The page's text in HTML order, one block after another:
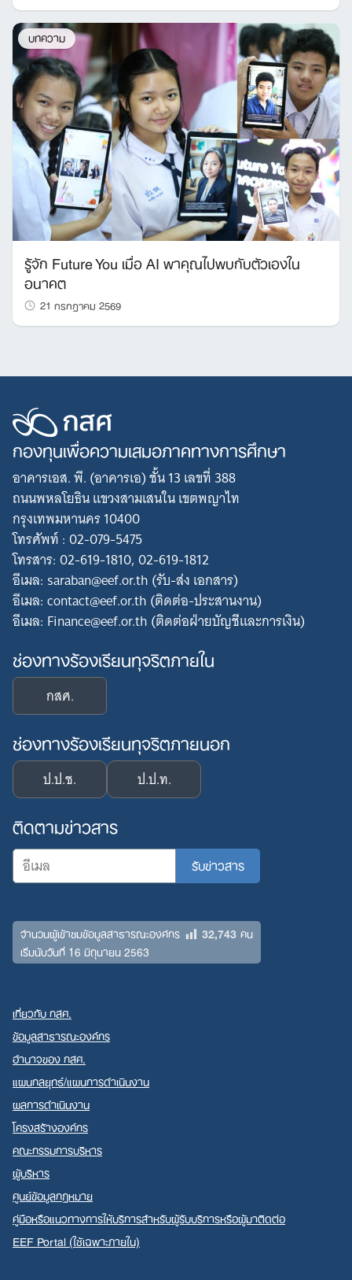
บทความ
รู้จัก Future You เมื่อ AI พาคุณไปพบกับตัวเองใน
อนาคต
21 กรกฎาคม 2569
กองทุนเพื่อความเสมอภาคทางการศึกษา
อาคารเอส. พี. (อาคารเอ) ชั้น 13 เลขที่ 388
ถนนพหลโยธิน แขวงสามเสนใน เขตพญาไท
กรุงเทพมหานคร 10400
โทรศัพท์ : 02-079-5475
โทรสาร: 02-619-1810, 02-619-1812
อีเมล: saraban@eef.or.th (รับ-ส่ง เอกสาร)
อีเมล: contact@eef.or.th (ติดต่อ-ประสานงาน)
อีเมล: Finance@eef.or.th (ติดต่อฝ่ายบัญชีและการเงิน)
ช่องทางร้องเรียนทุจริตภายใน
กสศ.
ช่องทางร้องเรียนทุจริตภายนอก
ป.ป.ช. ป.ป.ท.
ติดตามข่าวสาร
จำนวนผู้เข้าชมข้อมูลสาธารณะองค์กร 32,743คน
เริ่มนับวันที่ 16 มิถุนายน 2563
เกี่ยวกับ กสศ.
ข้อมูลสาธารณะองค์กร
อำนาจของ กสศ.
แผนกลยุทธ์/แผนการดำเนินงาน
ผลการดำเนินงาน
โครงสร้างองค์กร
คณะกรรมการบริหาร
ผู้บริหาร
ศูนย์ข้อมูลกฎหมาย
คู่มือหรือแนวทางการให้บริการสำหรับผู้รับบริการหรือผู้มาติดต่อ
EEF Portal (ใช้เฉพาะภายใน)